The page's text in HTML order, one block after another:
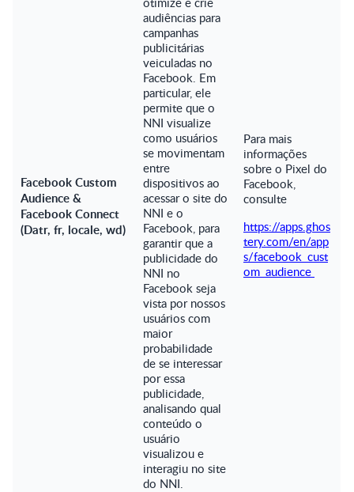
Facebook Custom
Audience &
Facebook Connect
(Datr, fr, locale, wd)
audiências para
campanhas
publicitárias
veiculadas no
Facebook. Em
particular, ele
permite que o
NNI visualize
como usuários
se movimentam
entre
dispositivos ao
acessar o site do
NNI e o
Facebook, para
garantir que a
publicidade do
NNI no
Facebook seja
vista por nossos
usuários com
maior
probabilidade
de se interessar
por essa
publicidade,
analisando qual
conteúdo o
usuário
visualizou e
interagiu no site
do NNI.
Para mais
informações
sobre o Pixel do
Facebook,
consulte
https://apps.ghos
tery.com/en/app
s/facebook_cust
om_audience